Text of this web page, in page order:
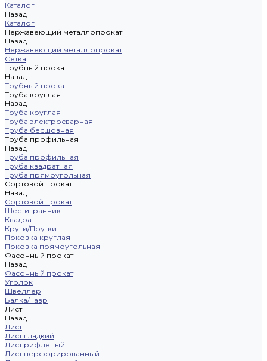
Каталог
Назад
Каталог
Нержавеющий металлопрокат
Назад
Нержавеющий металлопрокат
Сетка
Трубный прокат
Назад
Трубный прокат
Труба круглая
Назад
Труба круглая
Труба электросварная
Труба бесшовная
Труба профильная
Назад
Труба профильная
Труба квадратная
Труба прямоугольная
Сортовой прокат
Назад
Сортовой прокат
Шестигранник
Квадрат
Круги/Прутки
Поковка круглая
Поковка прямоугольная
Фасонный прокат
Назад
Фасонный прокат
Уголок
Швеллер
Балка/Тавр
Лист
Назад
Лист
Лист гладкий
Лист рифленый
Лист перфорированный